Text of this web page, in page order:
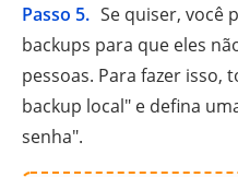
Passo 5. Se quiser, você
backups para que eles
pessoas. Para fazer isso,
backup local" e defina
senha".